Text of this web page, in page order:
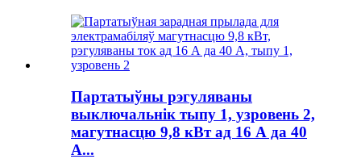
Партатыўны рэгуляваны
выключальнік тыпу 1, узровень 2,
магутнасцю 9,8 кВт ад 16 А да 40
А...